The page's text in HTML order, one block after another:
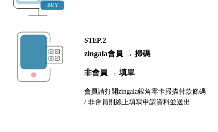
STEP.2
zingala會員 → 掃碼
非會員 → 填單
會員請打開zingala銀角零卡掃描付款條碼
/ 非會員則線上填寫申請資料並送出